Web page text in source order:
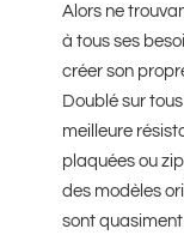
Alors ne
à tous ses
créer son
Doublé sur
meilleure
plaquées ou
des modèles
sont